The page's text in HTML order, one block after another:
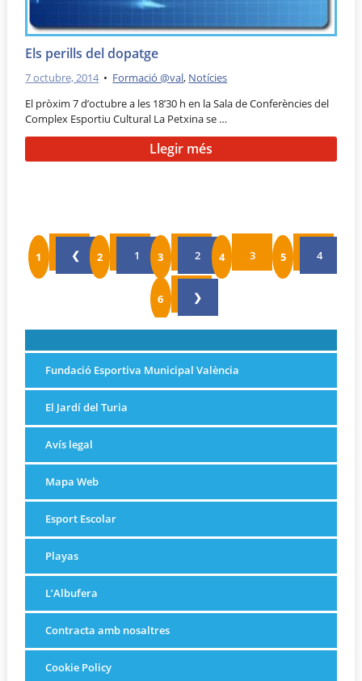
Els perills del dopatge
7 octubre, 2014 • Formació @val, Notícies
El pròxim 7 d’octubre a les 18’30 h en la Sala de Conferències del
Complex Esportiu Cultural La Petxina se …
Llegir més
❮ 1 2 3 4
❯
Fundació Esportiva Municipal València
El Jardí del Turia
Avís legal
Mapa Web
Esport Escolar
Playas
L’Albufera
Contracta amb nosaltres
Cookie Policy